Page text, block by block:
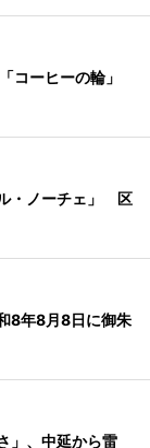
ーヒーの輪」
・ノーチェ」 区
8年8月8日に御朱
」、中延から雷